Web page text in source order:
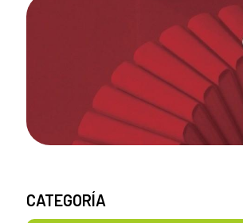
CATEGORÍA